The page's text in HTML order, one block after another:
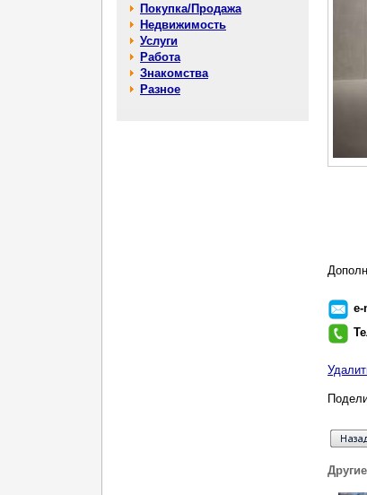
Покупка/Продажа
Недвижимость
Услуги
Работа
Знакомства
Разное
e-